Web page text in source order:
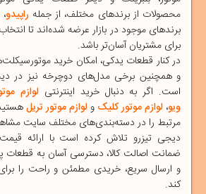
محصولات از برندهای مختلف، از جملهراپیدو،
برندهای موجود در بازار عرضه شده‌اند تا
برای مشتریان آسان‌تر باشد.
در کنار قطعات یدکی، امکان خرید
و همچنین برخی مدل‌های دوچرخه نیز در
است. اگر به دنبال خرید اینترنتی لوازم
ویو، لوازم موتور کلیک و لوازم موتور تریل
مرتبط را در دسته‌بندی‌های مختلف سایت
دیجی ‌تیزرو تلاش کرده است با ارائه
ضمانت اصالت کالا، دسترسی آسان به
و ارسال سریع، خریدی مطمئن و راحت را
کند.